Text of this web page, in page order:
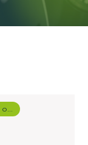
Overheid onderzoek